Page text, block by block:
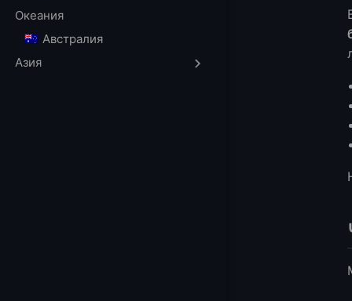
Океания
🇦🇺 Австралия
Азия
Метод 2 —
Типичные шаги
Лучше всего
Метод 3 —
Метод 4 —
Примеры
Какой
Реальный
Запуск